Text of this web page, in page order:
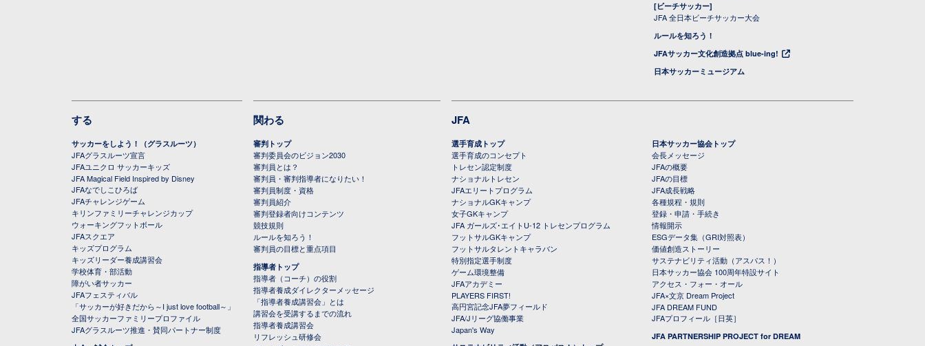
[ビーチサッカー]
JFA 全日本ビーチサッカー大会
ルールを知ろう！
JFAサッカー文化創造拠点 blue-ing!
日本サッカーミュージアム
する
サッカーをしよう！（グラスルーツ）
JFAグラスルーツ宣言
JFAユニクロ サッカーキッズ
JFA Magical Field Inspired by Disney
JFAなでしこひろば
JFAチャレンジゲーム
キリンファミリーチャレンジカップ
ウォーキングフットボール
JFAスクエア
キッズプログラム
キッズリーダー養成講習会
学校体育・部活動
障がい者サッカー
JFAフェスティバル
「サッカーが好きだから～I just love football～」
全国サッカーファミリープロファイル
JFAグラスルーツ推進・賛同パートナー制度
関わる
審判トップ
審判委員会のビジョン2030
審判員とは？
審判員・審判指導者になりたい！
審判員制度・資格
審判員紹介
審判登録者向けコンテンツ
競技規則
ルールを知ろう！
審判員の目標と重点項目
指導者トップ
指導者（コーチ）の役割
指導者養成ダイレクターメッセージ
「指導者養成講習会」とは
講習会を受講するまでの流れ
指導者養成講習会
リフレッシュ研修会
JFA
選手育成トップ
選手育成のコンセプト
トレセン認定制度
ナショナルトレセン
JFAエリートプログラム
ナショナルGKキャンプ
女子GKキャンプ
JFA ガールズ･エイトU-12 トレセンプログラム
フットサルGKキャンプ
フットサルタレントキャラバン
特別指定選手制度
ゲーム環境整備
JFAアカデミー
PLAYERS FIRST!
高円宮記念JFA夢フィールド
JFA/Jリーグ協働事業
Japan's Way
日本サッカー協会トップ
会長メッセージ
JFAの概要
JFAの目標
JFA成長戦略
各種規程・規則
登録・申請・手続き
情報開示
ESGデータ集（GRI対照表）
価値創造ストーリー
サステナビリティ活動（アスパス！）
日本サッカー協会 100周年特設サイト
アクセス・フォー・オール
JFA×文京 Dream Project
JFA DREAM FUND
JFAプロフィール［日英］
JFA PARTNERSHIP PROJECT for DREAM